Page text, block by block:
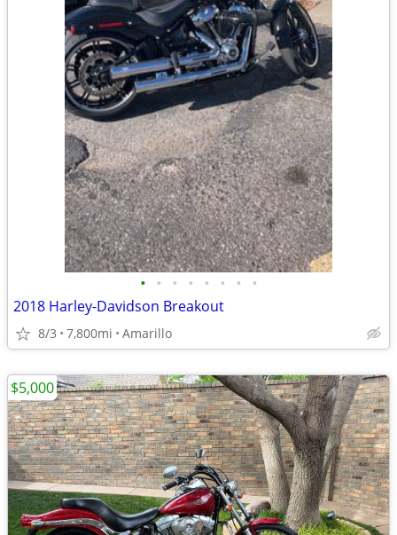
• • • • • • • •
2018 Harley-Davidson Breakout
8/3 7,800mi Amarillo
$5,000